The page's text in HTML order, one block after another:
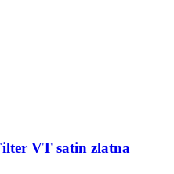
VT satin zlatna